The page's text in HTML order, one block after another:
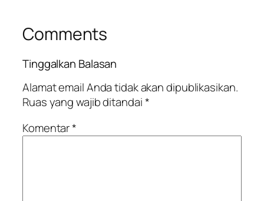
Comments
Tinggalkan Balasan
Alamat email Anda tidak akan dipublikasikan.
Ruas yang wajib ditandai*
Komentar*